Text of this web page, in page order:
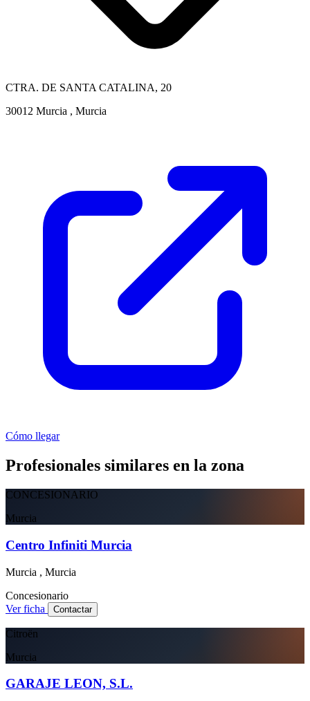
CTRA. DE SANTA CATALINA, 20
30012 Murcia , Murcia
Cómo llegar
Profesionales similares en la zona
CONCESIONARIO
Murcia
Centro Infiniti Murcia
Murcia , Murcia
Concesionario
Ver ficha
Contactar
Citroën
Murcia
GARAJE LEON, S.L.